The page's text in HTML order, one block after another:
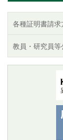
各種証明書請求
教員・研究員等